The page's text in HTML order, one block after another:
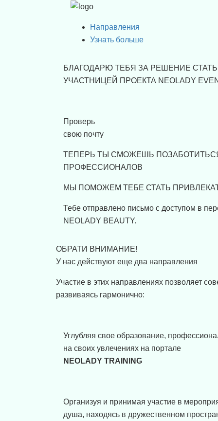
Направления
Узнать больше
БЛАГОДАРЮ ТЕБЯ ЗА РЕШЕНИЕ СТАТЬ
УЧАСТНИЦЕЙ ПРОЕКТА NEOLADY
Проверь
свою почту
ТЕПЕРЬ ТЫ СМОЖЕШЬ
ПРОФЕССИОНАЛОВ
МЫ ПОМОЖЕМ ТЕБЕ СТАТЬ
Тебе отправлено письмо с доступом в
NEOLADY BEAUTY.
ОБРАТИ ВНИМАНИЕ!
У нас действуют еще два направления
Участие в этих направлениях позволяет
развиваясь гармонично:
Углубляя свое образование,
на своих увлечениях на портале
NEOLADY TRAINING
Организуя и принимая участие в
душа, находясь в дружественном